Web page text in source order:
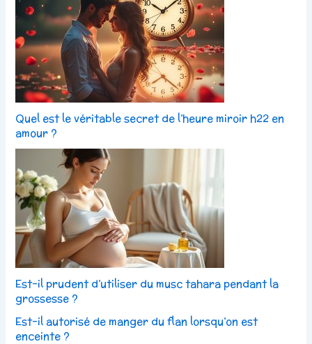
Quel est le véritable secret de l’heure miroir h22 en
amour ?
Est-il prudent d’utiliser du musc tahara pendant la
grossesse ?
Est-il autorisé de manger du flan lorsqu’on est
enceinte ?